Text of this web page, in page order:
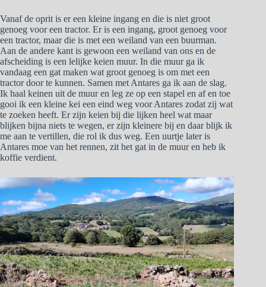
Vanaf de oprit is er een kleine ingang en die is niet groot
genoeg voor een tractor. Er is een ingang, groot genoeg voor
een tractor, maar die is met een weiland van een buurman.
Aan de andere kant is gewoon een weiland van ons en de
afscheiding is een lelijke keien muur. In die muur ga ik
vandaag een gat maken wat groot genoeg is om met een
tractor door te kunnen. Samen met Antares ga ik aan de slag.
Ik haal keinen uit de muur en leg ze op een stapel en af en toe
gooi ik een kleine kei een eind weg voor Antares zodat zij wat
te zoeken heeft. Er zijn keien bij die lijken heel wat maar
blijken bijna niets te wegen, er zijn kleinere bij en daar blijk ik
me aan te vertillen, die rol ik dus weg. Een uurtje later is
Antares moe van het rennen, zit het gat in de muur en heb ik
koffie verdient.